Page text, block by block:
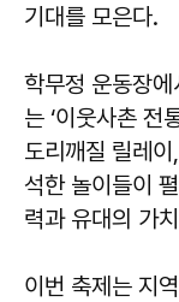
기대를 모은다.
학무정 운동장
는 ‘이웃사촌 전
도리깨질 릴레
석한 놀이들이
력과 유대의 가
이번 축제는 지